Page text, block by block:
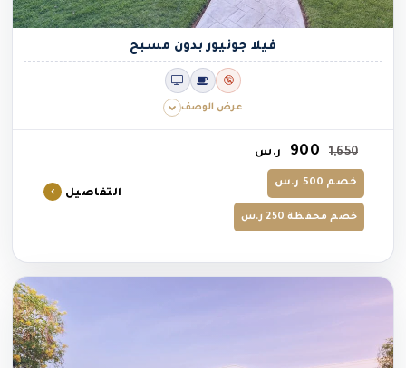
فيلا جونيور بدون مسبح
عرض الوصف
1,650
900 ر.س
خصم 500 ر.س
خصم محفظة 250 ر.س
التفاصيل